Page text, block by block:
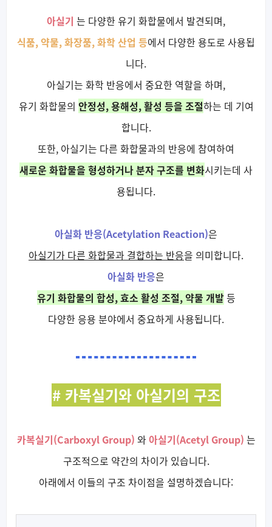
아실기 는 다양한 유기 화합물에서 발견되며,
식품, 약물, 화장품, 화학 산업 등에서 다양한 용도로 사용됩
니다.
아실기는 화학 반응에서 중요한 역할을 하며,
유기 화합물의 안정성, 용해성, 활성 등을 조절하는 데 기여
합니다.
또한, 아실기는 다른 화합물과의 반응에 참여하여
새로운 화합물을 형성하거나 분자 구조를 변화시키는데 사
용됩니다.
아실화 반응(Acetylation Reaction)은
아실기가 다른 화합물과 결합하는 반응을 의미합니다.
아실화 반응은
유기 화합물의 합성, 효소 활성 조절, 약물 개발등
다양한 응용 분야에서 중요하게 사용됩니다.
# 카복실기와 아실기의 구조
카복실기(Carboxyl Group) 와아실기(Acetyl Group) 는
구조적으로 약간의 차이가 있습니다.
아래에서 이들의 구조 차이점을 설명하겠습니다: